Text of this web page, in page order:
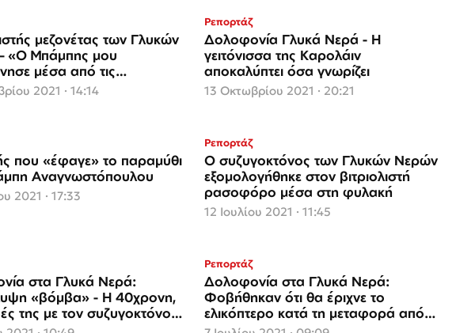
μεζονέτας των Γλυκών
«Ο Μπάμπης μου
μέσα από τις
2021 · 14:14
Ρεπορτάζ
Δολοφονία Γλυκά Νερά - Η
γειτόνισσα της Καρολάιν
αποκαλύπτει όσα γνωρίζει
13 Οκτωβρίου 2021 · 20:21
που «έφαγε» το παραμύθι
Αναγνωστόπουλου
2021 · 17:33
Ρεπορτάζ
Ο συζυγοκτόνος των Γλυκών Νερών
εξομολογήθηκε στον βιτριολιστή
ρασοφόρο μέσα στη φυλακή
12 Ιουλίου 2021 · 11:45
στα Γλυκά Νερά:
«βόμβα» - Η 40χρονη,
της με τον συζυγοκτόνο
(video)
Ρεπορτάζ
Δολοφονία στα Γλυκά Νερά:
Φοβήθηκαν ότι θα έριχνε το
ελικόπτερο κατά τη μεταφορά από
την Αλόννησο